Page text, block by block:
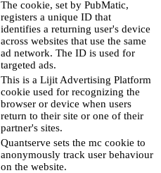
The cookie, set by PubMatic,
registers a unique ID that
identifies a returning user's device
across websites that use the same
ad network. The ID is used for
targeted ads.
This is a Lijit Advertising Platform
cookie used for recognizing the
browser or device when users
return to their site or one of their
partner's sites.
Quantserve sets the mc cookie to
anonymously track user behaviour
on the website.